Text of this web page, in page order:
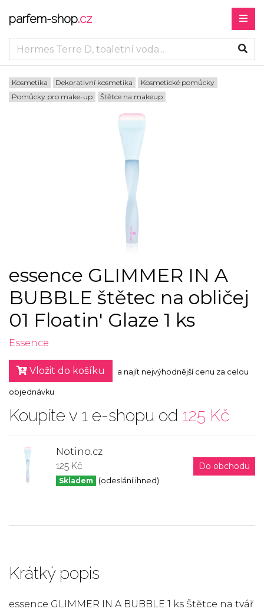
parfem-shop.cz
Kosmetika Dekorativní kosmetika
Kosmetické pomůcky
Pomůcky pro make-up
Štětce na makeup
essence GLIMMER IN A
BUBBLE štětec na obličej
01 Floatin' Glaze 1 ks
Essence
Vložit do košíku a najít nejvýhodnější cenu za celou
objednávku
Koupíte v 1 e-shopu od 125 Kč
Notino.cz
125 Kč
Skladem (odeslání ihned)
Do obchodu
Krátký popis
essence GLIMMER IN A BUBBLE 1 ks Štětce na tvář